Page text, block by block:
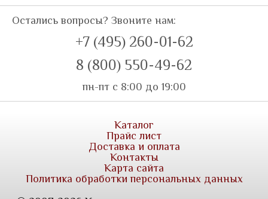
Остались вопросы? Звоните нам:
+7 (495) 260-01-62
8 (800) 550-49-62
пн-пт с 8:00 до 19:00
Каталог
Прайс лист
Доставка и оплата
Контакты
Карта сайта
Политика обработки персональных данных